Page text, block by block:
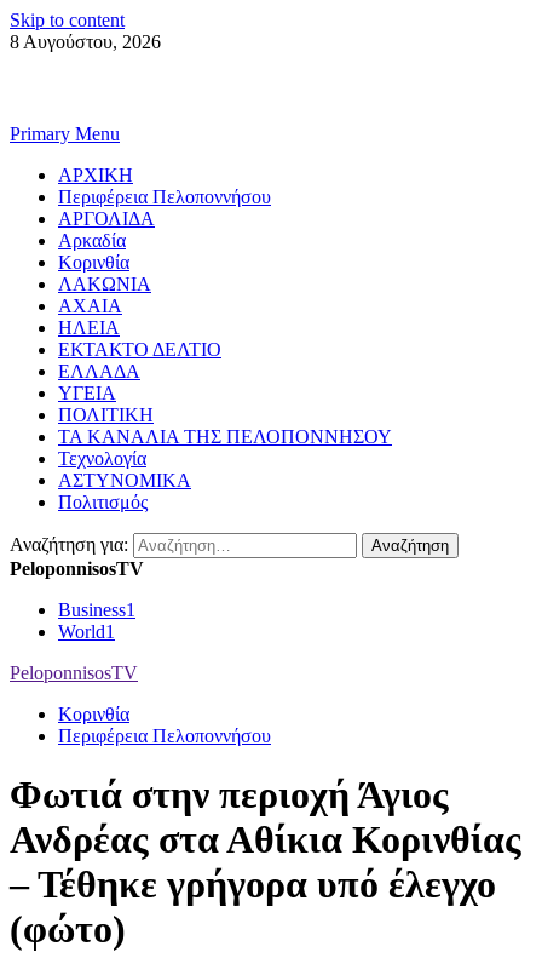
Skip to content
8 Αυγούστου, 2026
Primary Menu
ΑΡΧΙΚΗ
Περιφέρεια Πελοποννήσου
ΑΡΓΟΛΙΔΑ
Αρκαδία
Κορινθία
ΛΑΚΩΝΙΑ
ΑΧΑΙΑ
ΗΛΕΙΑ
ΕΚΤΑΚΤΟ ΔΕΛΤΙΟ
ΕΛΛΑΔΑ
ΥΓΕΙΑ
ΠΟΛΙΤΙΚΗ
ΤΑ ΚΑΝΑΛΙΑ ΤΗΣ ΠΕΛΟΠΟΝΝΗΣΟΥ
Τεχνολογία
ΑΣΤΥΝΟΜΙΚΑ
Πολιτισμός
Αναζήτηση για:
PeloponnisosTV
Business1
World1
PeloponnisosTV
Κορινθία
Περιφέρεια Πελοποννήσου
Φωτιά στην περιοχή Άγιος
Ανδρέας στα Αθίκια Κορινθίας
– Τέθηκε γρήγορα υπό έλεγχο
(φώτο)